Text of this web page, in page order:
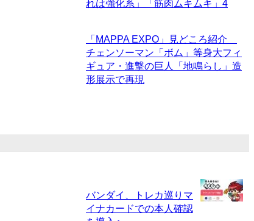
れは強化系」「筋肉ムキムキ」 4
「MAPPA EXPO」見どころ紹介
チェンソーマン「ボム」等身大フィ
ギュア・進撃の巨人「地鳴らし」造
形展示で再現
バンダイ、トレカ巡りマ
イナカードでの本人確認